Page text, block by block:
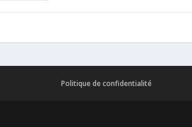
Politique de confidentialité